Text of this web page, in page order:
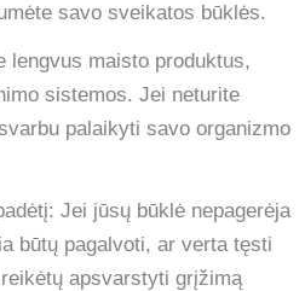
savo sveikatos būklės.
lengvus maisto produktus,
sistemos. Jei neturite
palaikyti savo organizmo
Jei jūsų būklė nepagerėja
būtų pagalvoti, ar verta tęsti
apsvarstyti grįžimą